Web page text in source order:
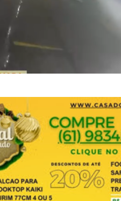
no aterro sanitário de
ações sociais e cobrança por
50 escorpiões em boca de
ser vítima de agressão em
tem prisão preventiva
uma nova força e esperança
para atualizar vacinação de
morre após sofrer mal súbito
candidatura de